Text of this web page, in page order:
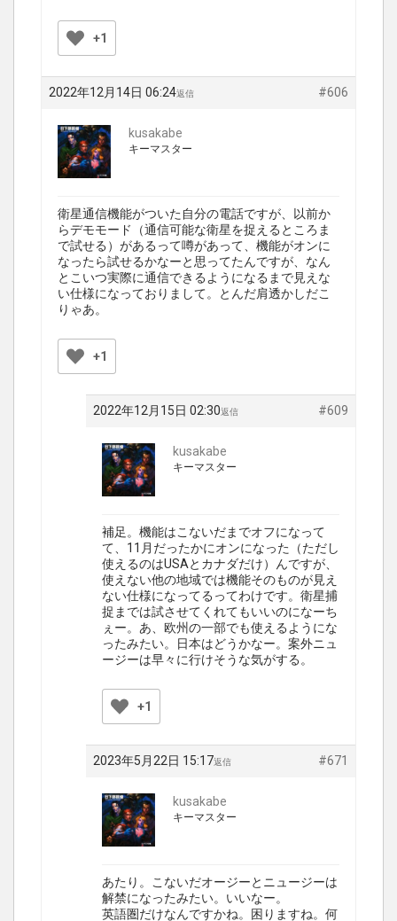
+1
2022年12月14日 06:24 #606
返信
kusakabe
キーマスター
衛星通信機能がついた自分の電話ですが、以前か
らデモモード（通信可能な衛星を捉えるところま
で試せる）があるって噂があって、機能がオンに
なったら試せるかなーと思ってたんですが、なん
とこいつ実際に通信できるようになるまで見えな
い仕様になっておりまして。とんだ肩透かしだこ
りゃあ。
+1
2022年12月15日 02:30 #609
返信
kusakabe
キーマスター
補足。機能はこないだまでオフになって
て、11月だったかにオンになった（ただし
使えるのはUSAとカナダだけ）んですが、
使えない他の地域では機能そのものが見え
ない仕様になってるってわけです。衛星捕
捉までは試させてくれてもいいのになーち
ぇー。あ、欧州の一部でも使えるようにな
ったみたい。日本はどうかなー。案外ニュ
ージーは早々に行けそうな気がする。
+1
2023年5月22日 15:17 #671
返信
kusakabe
キーマスター
あたり。こないだオージーとニュージーは
解禁になったみたい。いいなー。
英語圏だけなんですかね。困りますね。何